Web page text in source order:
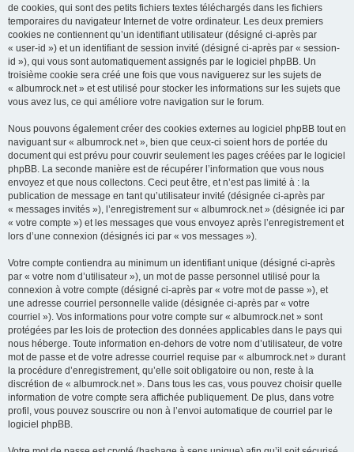
de cookies, qui sont des petits fichiers textes téléchargés dans les fichiers
temporaires du navigateur Internet de votre ordinateur. Les deux premiers
cookies ne contiennent qu’un identifiant utilisateur (désigné ci-après par
« user-id ») et un identifiant de session invité (désigné ci-après par « session-
id »), qui vous sont automatiquement assignés par le logiciel phpBB. Un
troisième cookie sera créé une fois que vous naviguerez sur les sujets de
« albumrock.net » et est utilisé pour stocker les informations sur les sujets que
vous avez lus, ce qui améliore votre navigation sur le forum.
Nous pouvons également créer des cookies externes au logiciel phpBB tout en
naviguant sur « albumrock.net », bien que ceux-ci soient hors de portée du
document qui est prévu pour couvrir seulement les pages créées par le logiciel
phpBB. La seconde manière est de récupérer l’information que vous nous
envoyez et que nous collectons. Ceci peut être, et n’est pas limité à : la
publication de message en tant qu’utilisateur invité (désignée ci-après par
« messages invités »), l’enregistrement sur « albumrock.net » (désignée ici par
« votre compte ») et les messages que vous envoyez après l’enregistrement et
lors d’une connexion (désignés ici par « vos messages »).
Votre compte contiendra au minimum un identifiant unique (désigné ci-après
par « votre nom d’utilisateur »), un mot de passe personnel utilisé pour la
connexion à votre compte (désigné ci-après par « votre mot de passe »), et
une adresse courriel personnelle valide (désignée ci-après par « votre
courriel »). Vos informations pour votre compte sur « albumrock.net » sont
protégées par les lois de protection des données applicables dans le pays qui
nous héberge. Toute information en-dehors de votre nom d’utilisateur, de votre
mot de passe et de votre adresse courriel requise par « albumrock.net » durant
la procédure d’enregistrement, qu’elle soit obligatoire ou non, reste à la
discrétion de « albumrock.net ». Dans tous les cas, vous pouvez choisir quelle
information de votre compte sera affichée publiquement. De plus, dans votre
profil, vous pouvez souscrire ou non à l’envoi automatique de courriel par le
logiciel phpBB.